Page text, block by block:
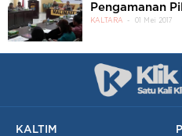
Pengamanan
KALTARA 01 Mei 2017
KALTIM